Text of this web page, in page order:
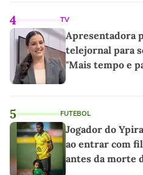
4 TV
Apresentadora
telejornal para
"Mais tempo e
5 FUTEBOL
Jogador do
ao entrar com
antes da morte